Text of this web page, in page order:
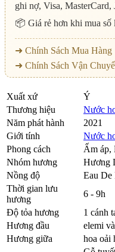
ghi nợ, Visa, MasterCard,
📦 Giá rẻ hơn khi mua số
➜ Chính Sách Mua Hàng
➜ Chính Sách Vận
Xuất xứ
Ý
Thương hiệu
Nước
Năm phát hành
2021
Giới tính
Nước
Phong cách
Ấm áp,
Nhóm hương
Hương
Nồng độ
Eau De
Thời gian lưu
hương
6 - 9h
Độ tỏa hương
1 cánh
Hương đầu
elemi
Hương giữa
hoa oải